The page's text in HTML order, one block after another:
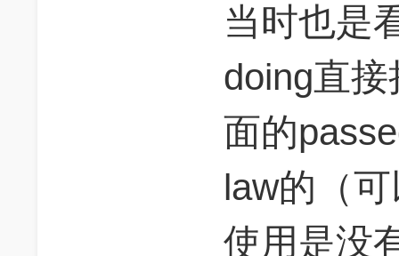
当时也是
doing直
面的
law的（
使用是没